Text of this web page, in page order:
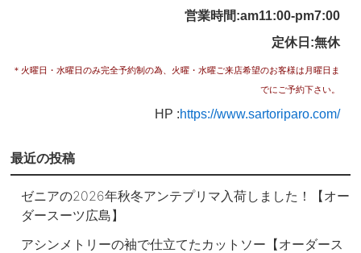
営業時間:am11:00-pm7:00
定休日:無休
＊火曜日・水曜日のみ完全予約制の為、 火曜・水曜ご来店希望のお客様は月曜日ま
でにご予約下さい。
HP :https://www.sartoriparo.com/
最近の投稿
ゼニアの2026年秋冬アンテプリマ入荷しました！【オー
ダースーツ広島】
アシンメトリーの袖で仕立てたカットソー【オーダース